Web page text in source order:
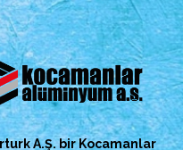
A.Ş. bir Kocamanlar